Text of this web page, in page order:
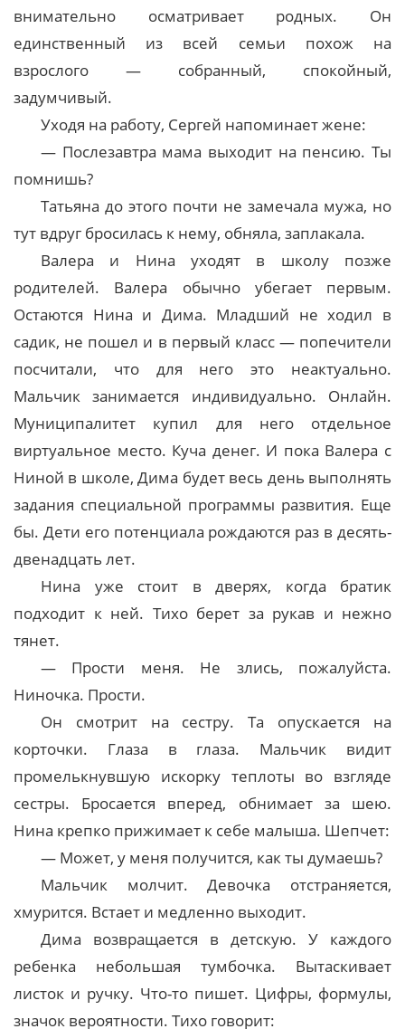
внимательно осматривает родных. Он
единственный из всей семьи похож на
взрослого — собранный, спокойный,
задумчивый.
Уходя на работу, Сергей напоминает жене:
— Послезавтра мама выходит на пенсию. Ты
помнишь?
Татьяна до этого почти не замечала мужа, но
тут вдруг бросилась к нему, обняла, заплакала.
Валера и Нина уходят в школу позже
родителей. Валера обычно убегает первым.
Остаются Нина и Дима. Младший не ходил в
садик, не пошел и в первый класс — попечители
посчитали, что для него это неактуально.
Мальчик занимается индивидуально. Онлайн.
Муниципалитет купил для него отдельное
виртуальное место. Куча денег. И пока Валера с
Ниной в школе, Дима будет весь день выполнять
задания специальной программы развития. Еще
бы. Дети его потенциала рождаются раз в десять-
двенадцать лет.
Нина уже стоит в дверях, когда братик
подходит к ней. Тихо берет за рукав и нежно
тянет.
— Прости меня. Не злись, пожалуйста.
Ниночка. Прости.
Он смотрит на сестру. Та опускается на
корточки. Глаза в глаза. Мальчик видит
промелькнувшую искорку теплоты во взгляде
сестры. Бросается вперед, обнимает за шею.
Нина крепко прижимает к себе малыша. Шепчет:
— Может, у меня получится, как ты думаешь?
Мальчик молчит. Девочка отстраняется,
хмурится. Встает и медленно выходит.
Дима возвращается в детскую. У каждого
ребенка небольшая тумбочка. Вытаскивает
листок и ручку. Что-то пишет. Цифры, формулы,
значок вероятности. Тихо говорит: